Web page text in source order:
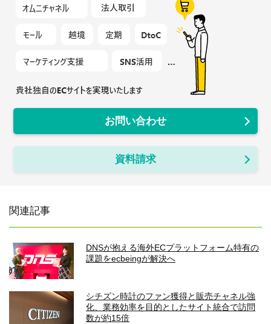
お問い合わせ
資料請求
関連記事
DNSが抱える海外ECプラットフォーム特有の
課題をecbeingが解決へ
シチズン時計のファン獲得と販売チャネル強
化、業務効率を目的としたサイト統合で訪問
数が約15倍